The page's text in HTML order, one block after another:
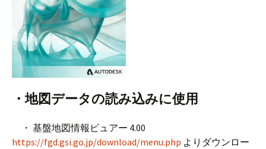
・地図データの読み込みに使用
・ 基盤地図情報ビュアー 4.00
https://fgd.gsi.go.jp/download/menu.php よりダウンロー